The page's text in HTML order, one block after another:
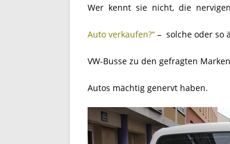
Wer kennt sie nicht, die nervigen
Auto verkaufen?“ – solche oder so
VW-Busse zu den gefragten
Autos mächtig genervt haben.